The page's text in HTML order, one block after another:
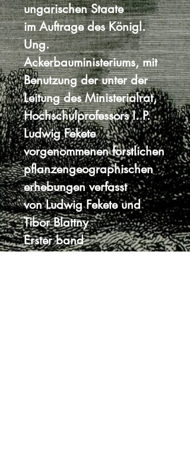
ungarischen Staate
im Auftrage des Königl.
Ung.
Ackerbauministeriums, mit
Benutzung der unter der
Leitung des Ministerialrat,
Hochschulprofessors I. P.
Ludwig Fekete
vorgenommenen forstlichen
pflanzengeographischen
erhebungen verfasst
von Ludwig Fekete und
Tibor Blattny
Erster band